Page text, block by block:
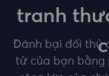
tranh
Đánh bại đối thủ
tử của bạn bằng